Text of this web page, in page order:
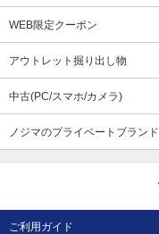
WEB限定クーポン
アウトレット掘り出し物
中古(PC/スマホ/カメラ)
ノジマのプライベートブランド
ご利用ガイド